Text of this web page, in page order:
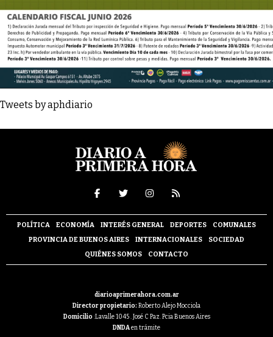
Tweets by aphdiario
POLÍTICA ECONOMÍA INTERÉS GENERAL DEPORTES
COMUNALES
PROVINCIA DE BUENOS AIRES
INTERNACIONALES
SOCIEDAD
QUIÉNES SOMOS
CONTACTO
diarioaprimerahora.com.ar
Director propietario: Roberto Alejo Mocciola
Domicilio :Lavalle 1045 . José C Paz. Pcia Buenos Aires
DNDAen trámite